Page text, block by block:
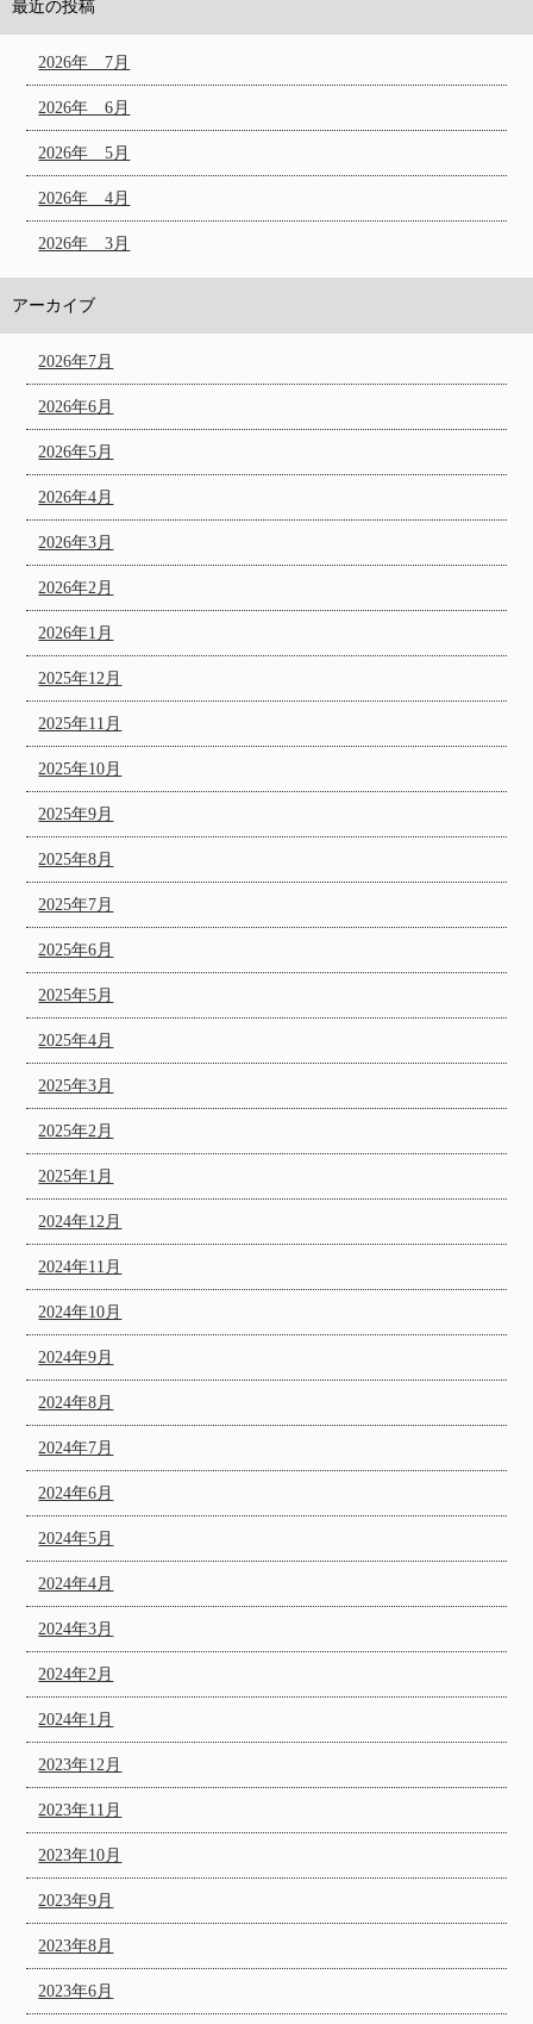
最近の投稿
2026年 7月
2026年 6月
2026年 5月
2026年 4月
2026年 3月
アーカイブ
2026年7月
2026年6月
2026年5月
2026年4月
2026年3月
2026年2月
2026年1月
2025年12月
2025年11月
2025年10月
2025年9月
2025年8月
2025年7月
2025年6月
2025年5月
2025年4月
2025年3月
2025年2月
2025年1月
2024年12月
2024年11月
2024年10月
2024年9月
2024年8月
2024年7月
2024年6月
2024年5月
2024年4月
2024年3月
2024年2月
2024年1月
2023年12月
2023年11月
2023年10月
2023年9月
2023年8月
2023年6月